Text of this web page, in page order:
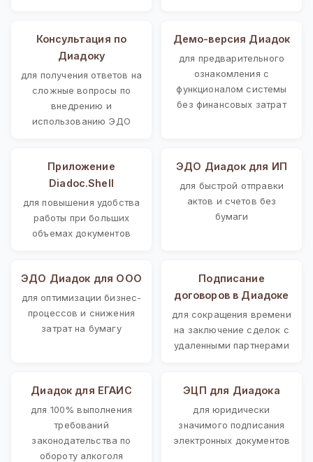
Консультация по
Диадоку
для получения ответов на
сложные вопросы по
внедрению и
использованию ЭДО
Демо-версия Диадок
для предварительного
ознакомления с
функционалом системы
без финансовых затрат
Приложение
Diadoc.Shell
для повышения удобства
работы при больших
объемах документов
ЭДО Диадок для ИП
для быстрой отправки
актов и счетов без
бумаги
ЭДО Диадок для ООО
для оптимизации бизнес-
процессов и снижения
затрат на бумагу
Подписание
договоров в Диадоке
для сокращения времени
на заключение сделок с
удаленными партнерами
Диадок для ЕГАИС
для 100% выполнения
требований
законодательства по
обороту алкоголя
ЭЦП для Диадока
для юридически
значимого подписания
электронных документов